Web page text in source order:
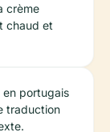
crème
chaud et
portugais
traduction